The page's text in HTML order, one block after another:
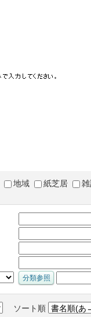
地域 紙芝居
ソート順